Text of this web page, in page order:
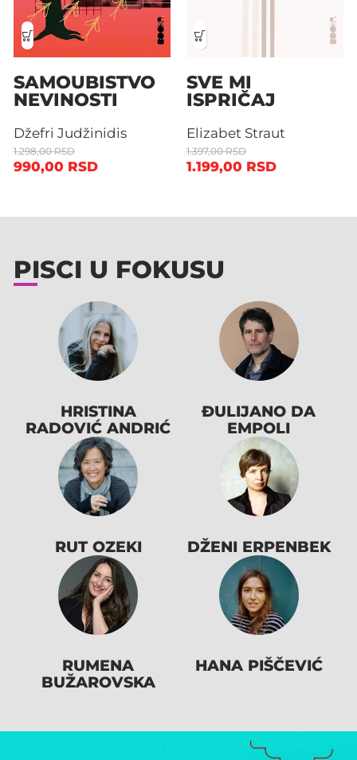
SAMOUBISTVO
NEVINOSTI
Džefri Judžinidis
1.298,00RSD
990,00 RSD
SVE MI
ISPRIČAJ
Elizabet Straut
1.397,00RSD
1.199,00 RSD
PISCI U FOKUSU
HRISTINA
RADOVIĆ ANDRIĆ
ĐULIJANO DA
EMPOLI
RUT OZEKI DŽENI ERPENBEK
RUMENA
BUŽAROVSKA
HANA PIŠČEVIĆ